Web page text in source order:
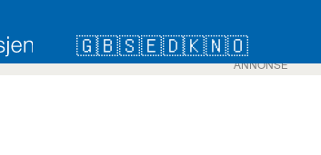
🇬🇧🇸🇪🇩🇰🇳🇴
ANNONSE